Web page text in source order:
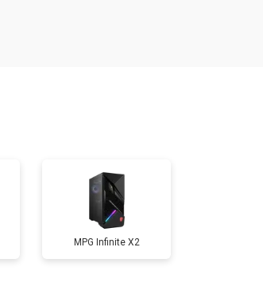
Заказать
Заказать
MPG Infinite X2